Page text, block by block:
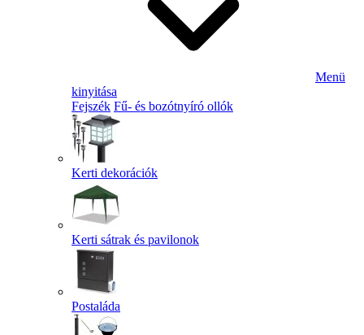
Menü
kinyitása
Fejszék Fű- és bozótnyíró ollók
Kerti dekorációk
Kerti sátrak és pavilonok
Postaláda